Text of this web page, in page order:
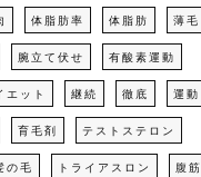
体脂肪率 体脂肪 薄毛
腕立て伏せ 有酸素運動
エット 継続 徹底 運動
育毛剤 テストステロン
の毛 トライアスロン 腹筋